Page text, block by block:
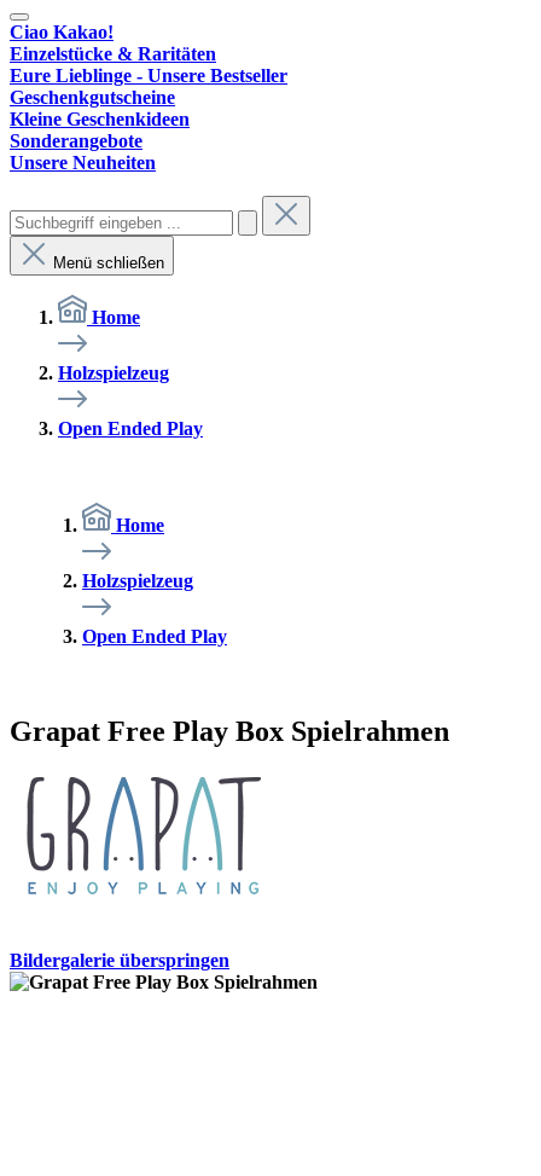
Ciao Kakao!
Einzelstücke & Raritäten
Eure Lieblinge - Unsere Bestseller
Geschenkgutscheine
Kleine Geschenkideen
Sonderangebote
Unsere Neuheiten
Menü schließen
Home
Holzspielzeug
Open Ended Play
Home
Holzspielzeug
Open Ended Play
Grapat Free Play Box Spielrahmen
Bildergalerie überspringen